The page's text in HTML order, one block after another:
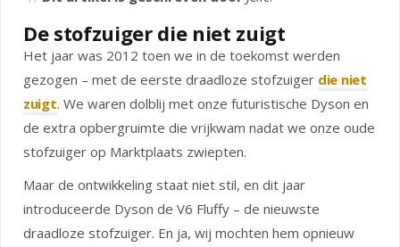
De stofzuiger die niet zuigt
Het jaar was 2012 toen we in de toekomst werden
gezogen – met de eerste draadloze stofzuiger die niet
zuigt. We waren dolblij met onze futuristische Dyson en
de extra opbergruimte die vrijkwam nadat we onze oude
stofzuiger op Marktplaats zwiepten.
Maar de ontwikkeling staat niet stil, en dit jaar
introduceerde Dyson de V6 Fluffy – de nieuwste
draadloze stofzuiger. En ja, wij mochten hem opnieuw